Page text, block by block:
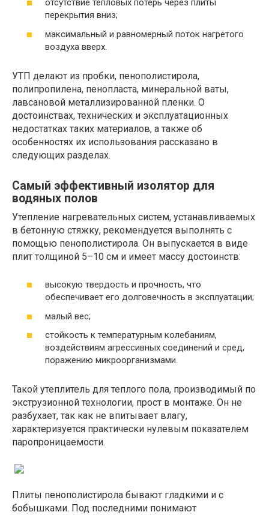
отсутствие тепловых потерь через плиты
перекрытия вниз;
максимальный и равномерный поток нагретого
воздуха вверх.
УТП делают из пробки, пенополистирола,
полипропилена, пенопласта, минеральной ваты,
лавсановой металлизированной пленки. О
достоинствах, технических и эксплуатационных
недостатках таких материалов, а также об
особенностях их использования рассказано в
следующих разделах.
Самый эффективный изолятор для
водяных полов
Утепление нагревательных систем, устанавливаемых
в бетонную стяжку, рекомендуется выполнять с
помощью пенополистирола. Он выпускается в виде
плит толщиной 5–10 см и имеет массу достоинств:
высокую твердость и прочность, что
обеспечивает его долговечность в эксплуатации;
малый вес;
стойкость к температурным колебаниям,
воздействиям агрессивных соединений и сред,
поражению микроорганизмами.
Такой утеплитель для теплого пола, производимый по
экструзионной технологии, прост в монтаже. Он не
разбухает, так как не впитывает влагу,
характеризуется практически нулевым показателем
паропроницаемости.
Плиты пенополистирола бывают гладкими и с
бобышками. Под последними понимают